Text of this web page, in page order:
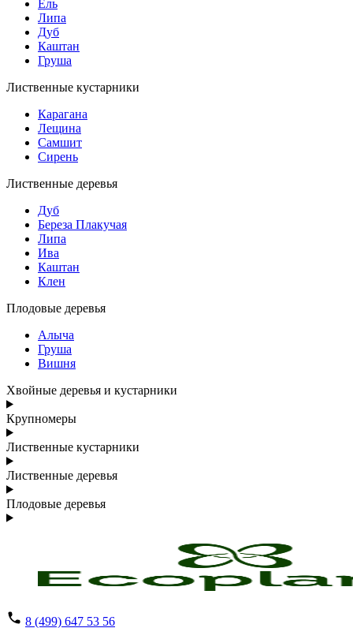
Ель
Липа
Дуб
Каштан
Груша
Лиственные кустарники
Карагана
Лещина
Самшит
Сирень
Лиственные деревья
Дуб
Береза Плакучая
Липа
Ива
Каштан
Клен
Плодовые деревья
Алыча
Груша
Вишня
Хвойные деревья и кустарники
Крупномеры
Лиственные кустарники
Лиственные деревья
Плодовые деревья
8 (499) 647 53 56